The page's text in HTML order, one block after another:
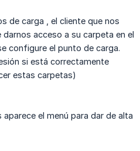
de carga , el cliente que nos
acceso a su carpeta en el
configure el punto de carga.
si está correctamente
estas carpetas)
el menú para dar de alta